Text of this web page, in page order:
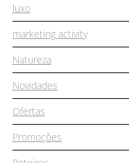
luxo
marketing activity
Natureza
Novidades
Ofertas
Promoções